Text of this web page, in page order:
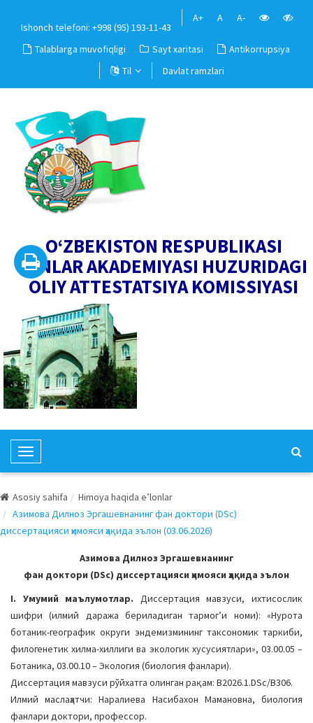
Ishonch telefoni: +998 (95) 193-11-43
A+ A A-
Talablarga muvofiqligi Sayt xaritasi
Antikorrupsiya
Til
Davlat ramzlari
O‘ZBEKISTON RESPUBLIKASI
FANLAR AKADEMIYASI HUZURIDAGI
OLIY ATTESTATSIYA KOMISSIYASI
T
o
g
l
e
a
i
g
a
t
i
o
n
Asosiy sahifa
Himoya haqida e’lonlar
Азимова Дилноз Эргашевнанинг фан доктори (DSc)
диссертацияси ҳимояси ҳақида эълон (03.06.2026)
Азимова Дилноз Эргашевнанинг
фан доктори (DSc) диссертацияси ҳимояси ҳақида эълон
I. Умумий маълумотлар. Диссертация мавзуси, ихтисослик
шифри (илмий даража бериладиган тармогʼи номи): «Нурота
ботаник-географик округи эндемизмининг таксономик таркиби,
филогенетик хилма-хиллиги ва экологик хусусиятлари», 03.00.05 –
Ботаника, 03.00.10 – Экология (биология фанлари).
Диссертация мавзуси рўйхатга олинган рақам: B2026.1.DSc/B306.
Илмий маслаҳатчи: Наралиева Насибахон Мамановна, биология
фанлари доктори, профессор.